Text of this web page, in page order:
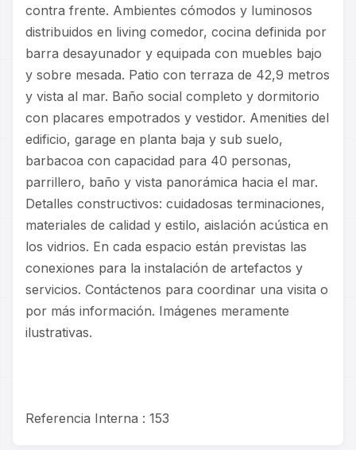
contra frente. Ambientes cómodos y luminosos
distribuidos en living comedor, cocina definida por
barra desayunador y equipada con muebles bajo
y sobre mesada. Patio con terraza de 42,9 metros
y vista al mar. Baño social completo y dormitorio
con placares empotrados y vestidor. Amenities del
edificio, garage en planta baja y sub suelo,
barbacoa con capacidad para 40 personas,
parrillero, baño y vista panorámica hacia el mar.
Detalles constructivos: cuidadosas terminaciones,
materiales de calidad y estilo, aislación acústica en
los vidrios. En cada espacio están previstas las
conexiones para la instalación de artefactos y
servicios. Contáctenos para coordinar una visita o
por más información. Imágenes meramente
ilustrativas.
Referencia Interna : 153